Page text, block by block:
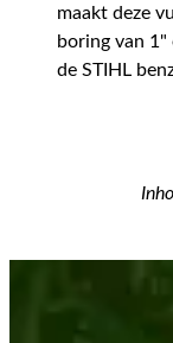
maakt deze
boring van 1"
de STIHL